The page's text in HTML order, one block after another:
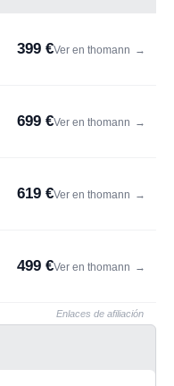
399 €Ver en thomann →
699 €Ver en thomann →
619 €Ver en thomann →
499 €Ver en thomann →
Enlaces de afiliación